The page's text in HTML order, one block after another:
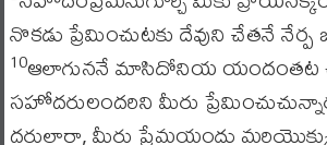
నొకడు ప్రేమించుటకు దేవుని చేతనే నేర్ప
10ఆలాగుననే మాసిదోనియ యందంతట
సహోదరులందరిని మీరు
దరులారా, మీరు ప్రేమయందు